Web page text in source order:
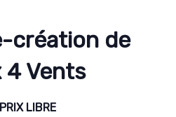
création de
4 Vents
PRIX LIBRE